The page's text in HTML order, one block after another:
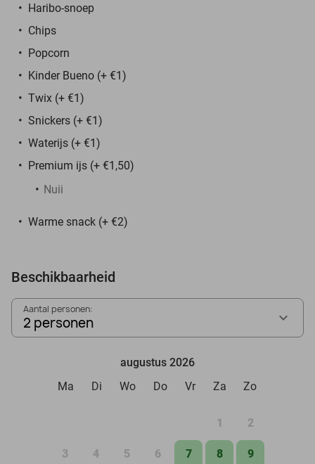
Haribo-snoep
Chips
Popcorn
Kinder Bueno (+ €1)
Twix (+ €1)
Snickers (+ €1)
Waterijs (+ €1)
Premium ijs (+ €1,50)
Nuii
Warme snack (+ €2)
Beschikbaarheid
Aantal personen:
2 personen
augustus 2026
Ma
Di Wo Do Vr Za Zo
1 2
3 4 5 6 7 8 9